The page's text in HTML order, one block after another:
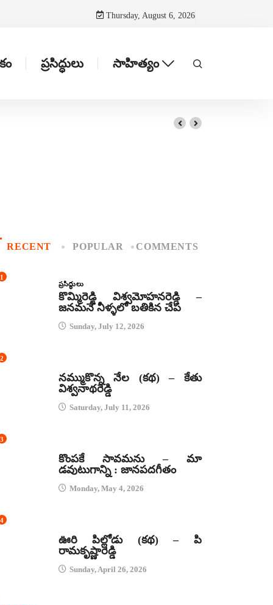
Thursday, August 6, 2026
ప్రసిద్ధులు సాహిత్యం
RECENT POPULAR COMMENTS
1
ప్రసిద్ధులు
కొమ్మిరెడ్డి విశ్వమోహనరెడ్డి –
జనమనే నీళ్ళలో బతికిన చేప
Sunday, July 12, 2026
2
నమ్ముకొన్న నేల (కథ) – కేతు
విశ్వనాథరెడ్డి
Saturday, July 11, 2026
3
కొంపకే సావమను – మా
డవుటుగాన్ని : జానపదగీతం
Monday, May 4, 2026
4
ఊరి పిల్లోడు (కథ) – పి
రామకృష్ణారెడ్డి
Sunday, April 26, 2026